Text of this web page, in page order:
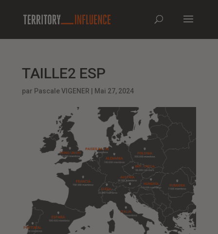
TAILLE2 ESP
par Pascale VIGENER Mai 27, 2024